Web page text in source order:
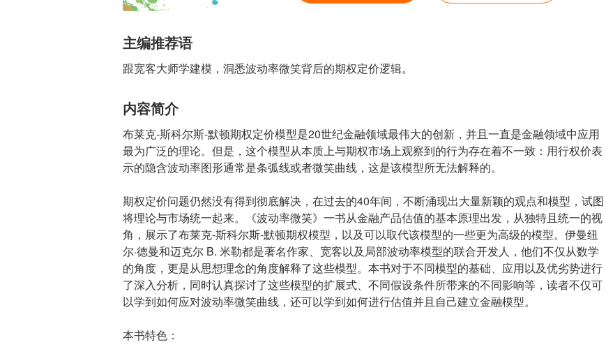
主编推荐语
跟宽客大师学建模，洞悉波动率微笑背后的期权定价逻辑。
内容简介
布莱克-斯科尔斯-默顿期权定价模型是20世纪金融领域最伟大的创新，并且一直是金融领域中应用
最为广泛的理论。但是，这个模型从本质上与期权市场上观察到的行为存在着不一致：用行权价表
示的隐含波动率图形通常是条弧线或者微笑曲线，这是该模型所无法解释的。
期权定价问题仍然没有得到彻底解决，在过去的40年间，不断涌现出大量新颖的观点和模型，试图
将理论与市场统一起来。《波动率微笑》一书从金融产品估值的基本原理出发，从独特且统一的视
角，展示了布莱克-斯科尔斯-默顿期权模型，以及可以取代该模型的一些更为高级的模型。伊曼纽
尔·德曼和迈克尔 B. 米勒都是著名作家、宽客以及局部波动率模型的联合开发人，他们不仅从数学
的角度，更是从思想理念的角度解释了这些模型。本书对于不同模型的基础、应用以及优劣势进行
了深入分析，同时认真探讨了这些模型的扩展式、不同假设条件所带来的不同影响等，读者不仅可
以学到如何应对波动率微笑曲线，还可以学到如何进行估值并且自己建立金融模型。
本书特色：